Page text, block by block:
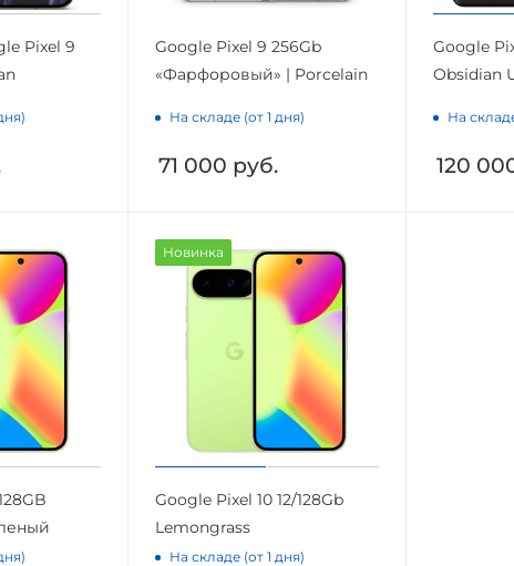
Pixel 9
Google Pixel 9 256Gb
«Фарфоровый» | Porcelain
На складе (от 1 дня)
71 000 руб.
Google
Obsidian
На
120
Новинка
Google Pixel 10 12/128Gb
Lemongrass
На складе (от 1 дня)